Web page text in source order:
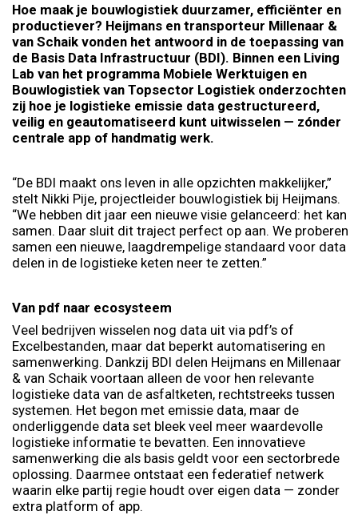
Hoe maak je bouwlogistiek duurzamer, efficiënter en
productiever? Heijmans en transporteur Millenaar &
van Schaik vonden het antwoord in de toepassing van
de Basis Data Infrastructuur (BDI). Binnen een Living
Lab van het programma Mobiele Werktuigen en
Bouwlogistiek van Topsector Logistiek onderzochten
zij hoe je logistieke emissie data gestructureerd,
veilig en geautomatiseerd kunt uitwisselen — zónder
centrale app of handmatig werk.
“De BDI maakt ons leven in alle opzichten makkelijker,”
stelt Nikki Pije, projectleider bouwlogistiek bij Heijmans.
“We hebben dit jaar een nieuwe visie gelanceerd: het kan
samen. Daar sluit dit traject perfect op aan. We proberen
samen een nieuwe, laagdrempelige standaard voor data
delen in de logistieke keten neer te zetten.”
Van pdf naar ecosysteem
Veel bedrijven wisselen nog data uit via pdf’s of
Excelbestanden, maar dat beperkt automatisering en
samenwerking. Dankzij BDI delen Heijmans en Millenaar
& van Schaik voortaan alleen de voor hen relevante
logistieke data van de asfaltketen, rechtstreeks tussen
systemen. Het begon met emissie data, maar de
onderliggende data set bleek veel meer waardevolle
logistieke informatie te bevatten. Een innovatieve
samenwerking die als basis geldt voor een sectorbrede
oplossing. Daarmee ontstaat een federatief netwerk
waarin elke partij regie houdt over eigen data — zonder
extra platform of app.